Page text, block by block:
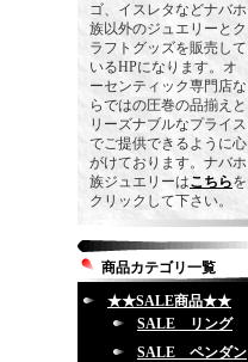
ゴ、イスレタなどナバホ
族以外のジュエリーとク
ラフトグッズを販売して
いるHPになります。オ
ーセンティック専門店な
らではの圧巻の品揃えと
リーズナブルなプライス
でご提供できるように心
がけております。ナバホ
族ジュエリーはこちらを
クリックして下さい。
商品カテゴリ一覧
★★SALE商品★★
SALE リング
SALE ペンダン